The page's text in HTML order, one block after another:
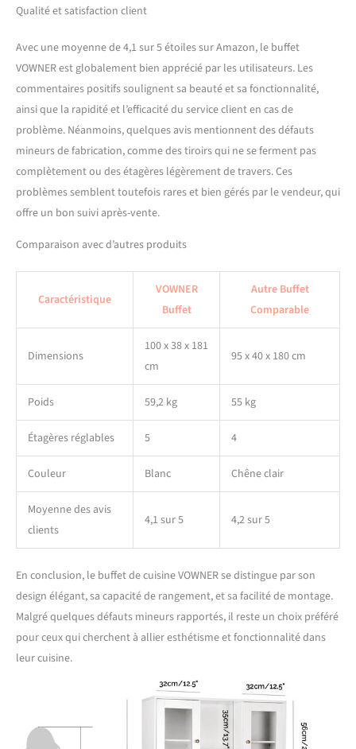
temps, veuillez les
assembler après avoir reçu
les deux colis.
Qualité et satisfaction client
Avec une moyenne de 4,1 sur 5 étoiles sur Amazon, le buffet
VOWNER est globalement bien apprécié par les utilisateurs. Les
commentaires positifs soulignent sa beauté et sa fonctionnalité,
ainsi que la rapidité et l’efficacité du service client en cas de
problème. Néanmoins, quelques avis mentionnent des défauts
mineurs de fabrication, comme des tiroirs qui ne se ferment pas
complètement ou des étagères légèrement de travers. Ces
problèmes semblent toutefois rares et bien gérés par le vendeur, qui
offre un bon suivi après-vente.
Comparaison avec d’autres produits
Caractéristique
VOWNER
Buffet
Autre Buffet
Comparable
Dimensions
100 x 38 x 181
cm
95 x 40 x 180 cm
Poids 59,2 kg 55 kg
Étagères réglables 5 4
Couleur Blanc Chêne clair
Moyenne des avis
clients
4,1 sur 5 4,2 sur 5
En conclusion, le buffet de cuisine VOWNER se distingue par son
design élégant, sa capacité de rangement, et sa facilité de montage.
Malgré quelques défauts mineurs rapportés, il reste un choix préféré
pour ceux qui cherchent à allier esthétisme et fonctionnalité dans
leur cuisine.